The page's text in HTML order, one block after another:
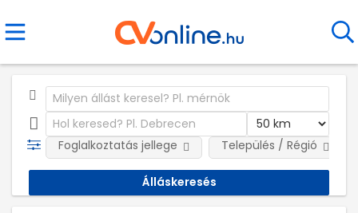
Foglalkoztatás jellege Település / Régió